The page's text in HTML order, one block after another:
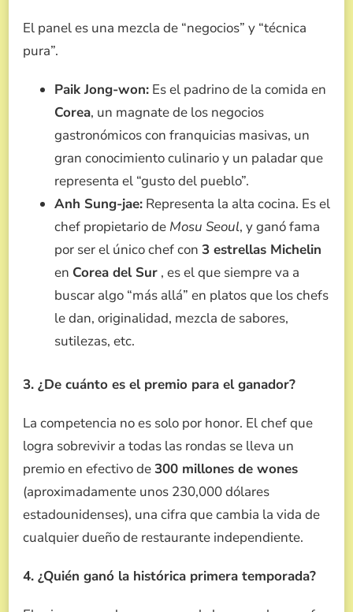
El panel es una mezcla de “negocios” y “técnica
pura”.
Paik Jong-won: Es el padrino de la comida en
Corea, un magnate de los negocios
gastronómicos con franquicias masivas, un
gran conocimiento culinario y un paladar que
representa el “gusto del pueblo”.
Anh Sung-jae: Representa la alta cocina. Es el
chef propietario de Mosu Seoul, y ganó fama
por ser el único chef con 3 estrellas Michelin
en Corea del Sur , es el que siempre va a
buscar algo “más allá” en platos que los chefs
le dan, originalidad, mezcla de sabores,
sutilezas, etc.
3. ¿De cuánto es el premio para el ganador?
La competencia no es solo por honor. El chef que
logra sobrevivir a todas las rondas se lleva un
premio en efectivo de300 millones de wones
(aproximadamente unos 230,000 dólares
estadounidenses), una cifra que cambia la vida de
cualquier dueño de restaurante independiente.
4. ¿Quién ganó la histórica primera temporada?